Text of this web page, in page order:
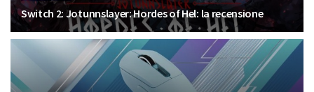
Switch 2: Jotunnslayer: Hordes of Hel: la recensione